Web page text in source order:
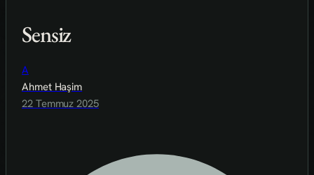
Sensiz
A
Ahmet Haşim
22 Temmuz 2025